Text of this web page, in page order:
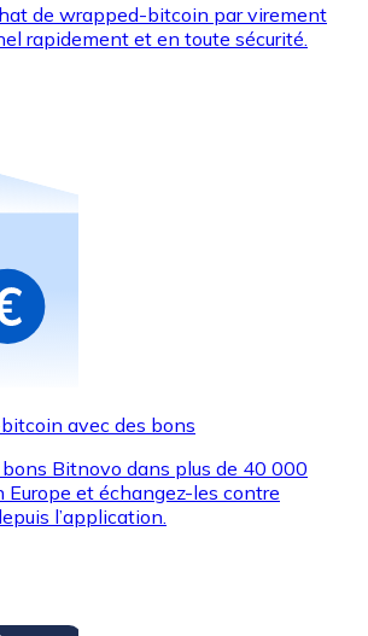
carte
cartes-cadeaux de vos marques
de cartes-cadeaux
de wrapped-bitcoin par virement
rapidement et en toute sécurité.
avec des bons
bons Bitnovo dans plus de 40 000
et échangez-les contre
l’application.